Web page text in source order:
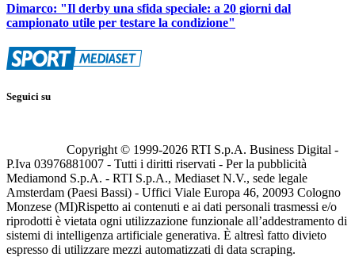
Dimarco: "Il derby una sfida speciale: a 20 giorni dal
campionato utile per testare la condizione"
Seguici su
Copyright © 1999-2026 RTI S.p.A. Business Digital -
P.Iva 03976881007 - Tutti i diritti riservati - Per la pubblicità
Mediamond S.p.A. - RTI S.p.A., Mediaset N.V., sede legale
Amsterdam (Paesi Bassi) - Uffici Viale Europa 46, 20093 Cologno
Monzese (MI)Rispetto ai contenuti e ai dati personali trasmessi e/o
riprodotti è vietata ogni utilizzazione funzionale all’addestramento di
sistemi di intelligenza artificiale generativa. È altresì fatto divieto
espresso di utilizzare mezzi automatizzati di data scraping.